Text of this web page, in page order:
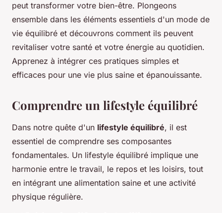
peut transformer votre bien-être. Plongeons
ensemble dans les éléments essentiels d'un mode de
vie équilibré et découvrons comment ils peuvent
revitaliser votre santé et votre énergie au quotidien.
Apprenez à intégrer ces pratiques simples et
efficaces pour une vie plus saine et épanouissante.
Comprendre un lifestyle équilibré
Dans notre quête d'un lifestyle équilibré, il est
essentiel de comprendre ses composantes
fondamentales. Un lifestyle équilibré implique une
harmonie entre le travail, le repos et les loisirs, tout
en intégrant une alimentation saine et une activité
physique régulière.